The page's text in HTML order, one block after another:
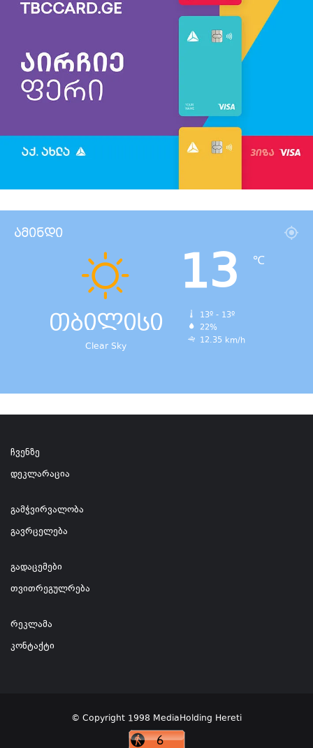
ამინდი
თბილისი
Clear Sky
13 ℃
13º - 13º
22%
12.35 km/h
ჩვენზე
დეკლარაცია
გამჭვირვალობა
გავრცელება
გადაცემები
თვითრეგულრება
რეკლამა
კონტაქტი
© Copyright 1998 MediaHolding Hereti